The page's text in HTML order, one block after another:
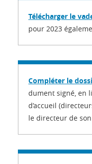
Télécharger le
pour 2023
Compléter le
dument signé, en
d’accueil
le directeur de